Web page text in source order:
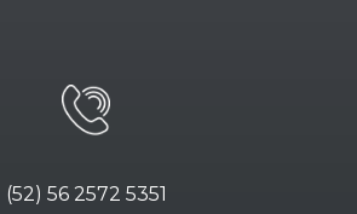
(52) 56 2572 5351